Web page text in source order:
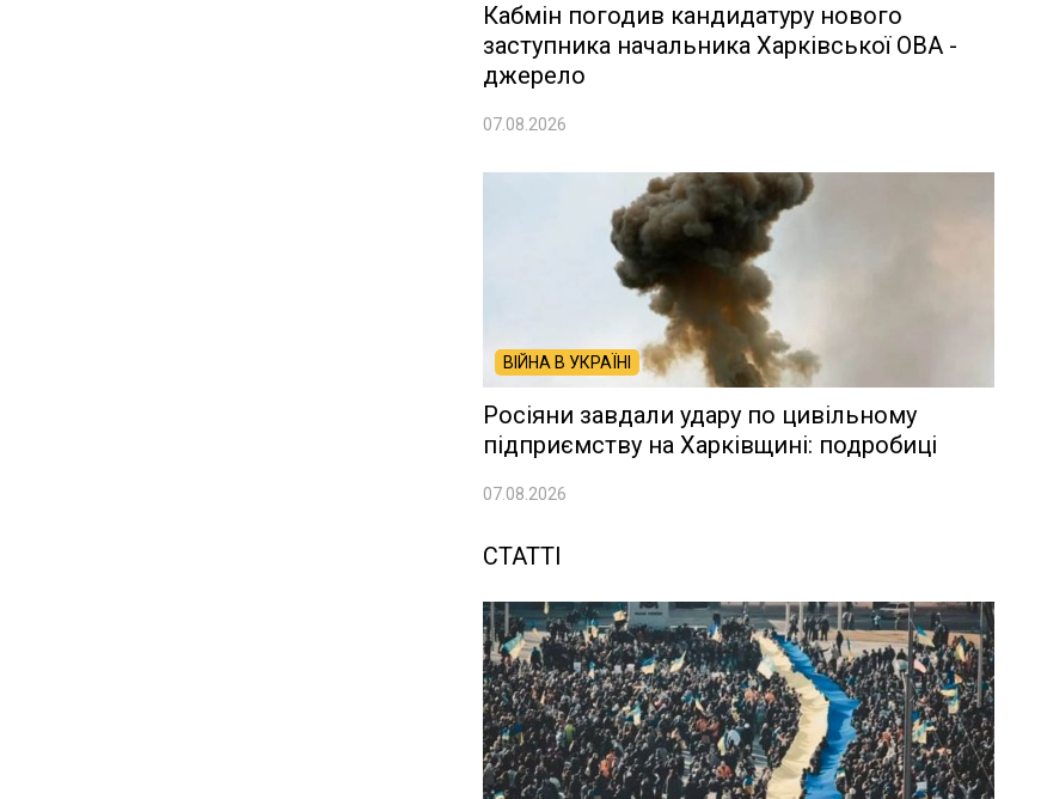
Кабмін погодив кандидатуру нового
заступника начальника Харківської ОВА -
джерело
07.08.2026
ВІЙНА В УКРАЇНІ
Росіяни завдали удару по цивільному
підприємству на Харківщині: подробиці
07.08.2026
СТАТТІ